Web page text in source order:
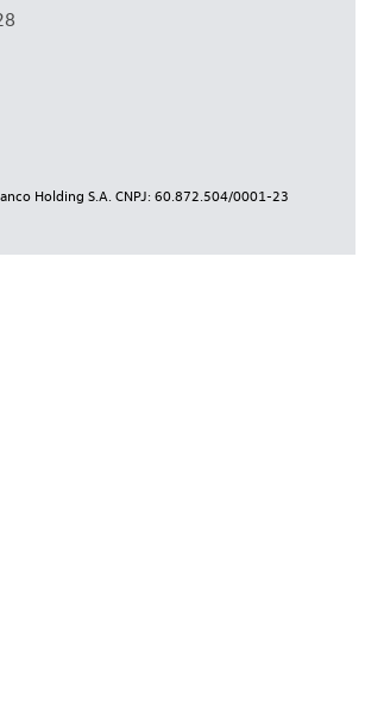
Holding S.A. CNPJ: 60.872.504/0001-23